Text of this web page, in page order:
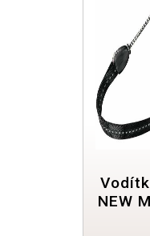
NEW